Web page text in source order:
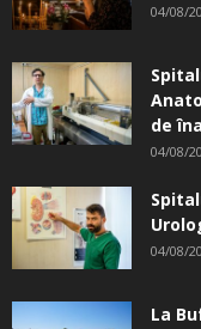
04/08/
de
04/08/
04/08/
La